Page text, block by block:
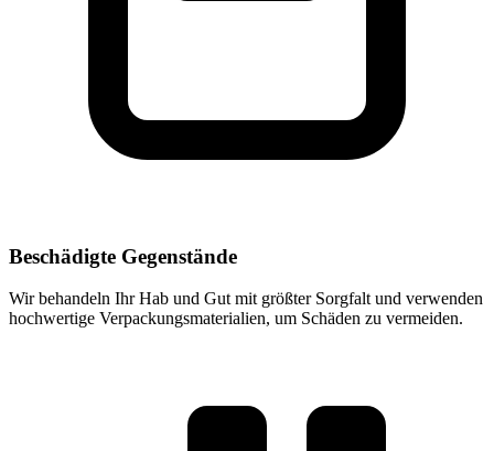
Beschädigte Gegenstände
Wir behandeln Ihr Hab und Gut mit größter Sorgfalt und verwenden
hochwertige Verpackungsmaterialien, um Schäden zu vermeiden.